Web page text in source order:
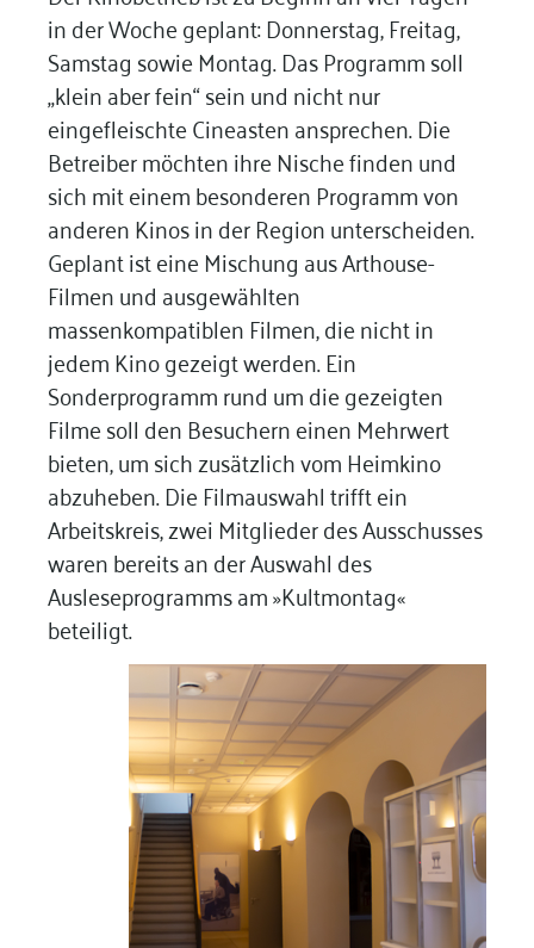
in der Woche geplant: Donnerstag, Freitag,
Samstag sowie Montag. Das Programm soll
„klein aber fein“ sein und nicht nur
eingefleischte Cineasten ansprechen. Die
Betreiber möchten ihre Nische finden und
sich mit einem besonderen Programm von
anderen Kinos in der Region unterscheiden.
Geplant ist eine Mischung aus Arthouse-
Filmen und ausgewählten
massenkompatiblen Filmen, die nicht in
jedem Kino gezeigt werden. Ein
Sonderprogramm rund um die gezeigten
Filme soll den Besuchern einen Mehrwert
bieten, um sich zusätzlich vom Heimkino
abzuheben. Die Filmauswahl trifft ein
Arbeitskreis, zwei Mitglieder des Ausschusses
waren bereits an der Auswahl des
Ausleseprogramms am »Kultmontag«
beteiligt.